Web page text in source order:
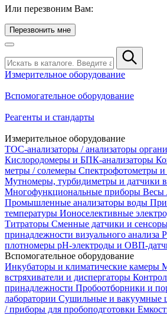
Или перезвоним Вам:
Перезвонить мне
Измерительное оборудование
Вспомогательное оборудование
Реагенты и стандарты
Измерительное оборудование
TOC-анализаторы / анализаторы
Кислородомеры и БПК-анализаторы
метры / солемеры Спектрофотометры
Мутномеры, турбидиметры и датчики
Многофункциональные приборы Весы
Промышленные анализаторы воды
температуры Ионоселективные
Титраторы Сменные датчики и
принадлежности визуального анализа
плотномеры pH-электроды и ОВП-
Вспомогательное оборудование
Инкубаторы и климатические камеры
встряхиватели и диспергаторы
принадлежности Пробоотборники и
лаборатории Сушильные и вакуумные
/ приборы для пробоподготовки